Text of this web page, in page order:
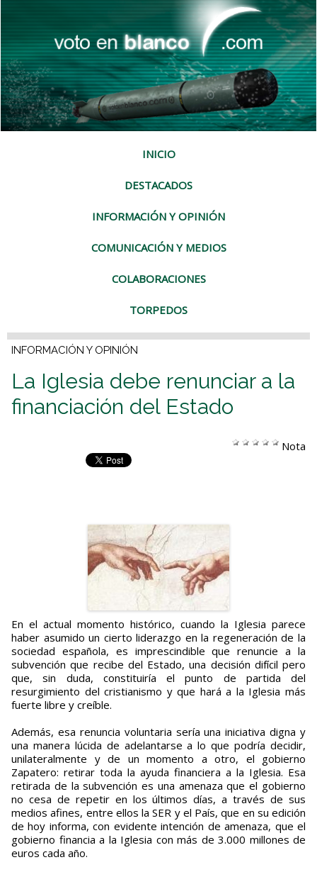
INICIO
DESTACADOS
INFORMACIÓN Y OPINIÓN
COMUNICACIÓN Y MEDIOS
COLABORACIONES
TORPEDOS
INFORMACIÓN Y OPINIÓN
La Iglesia debe renunciar a la
financiación del Estado
Nota
En el actual momento histórico, cuando la Iglesia parece
haber asumido un cierto liderazgo en la regeneración de la
sociedad española, es imprescindible que renuncie a la
subvención que recibe del Estado, una decisión difícil pero
que, sin duda, constituiría el punto de partida del
resurgimiento del cristianismo y que hará a la Iglesia más
fuerte libre y creíble.
Además, esa renuncia voluntaria sería una iniciativa digna y
una manera lúcida de adelantarse a lo que podría decidir,
unilateralmente y de un momento a otro, el gobierno
Zapatero: retirar toda la ayuda financiera a la Iglesia. Esa
retirada de la subvención es una amenaza que el gobierno
no cesa de repetir en los últimos días, a través de sus
medios afines, entre ellos la SER y el País, que en su edición
de hoy informa, con evidente intención de amenaza, que el
gobierno financia a la Iglesia con más de 3.000 millones de
euros cada año.